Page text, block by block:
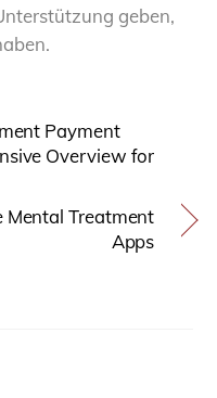
geben,
Payment
Overview for
Mental Treatment
Apps